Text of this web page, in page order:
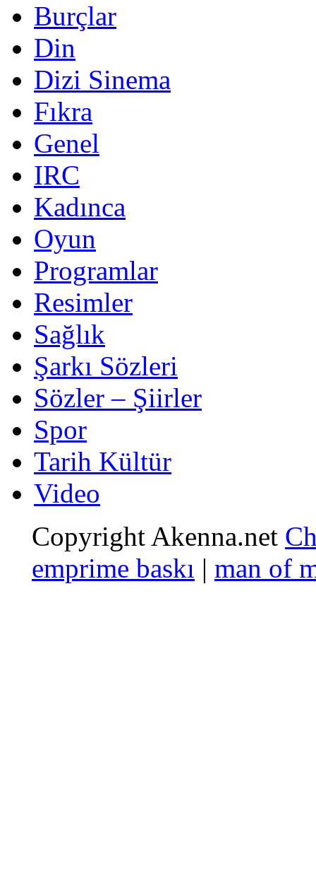
Burçlar
Din
Dizi Sinema
Fıkra
Genel
IRC
Kadınca
Oyun
Programlar
Resimler
Sağlık
Şarkı Sözleri
Sözler – Şiirler
Spor
Tarih Kültür
Video
Copyright Akenna.net
emprime baskı | man of